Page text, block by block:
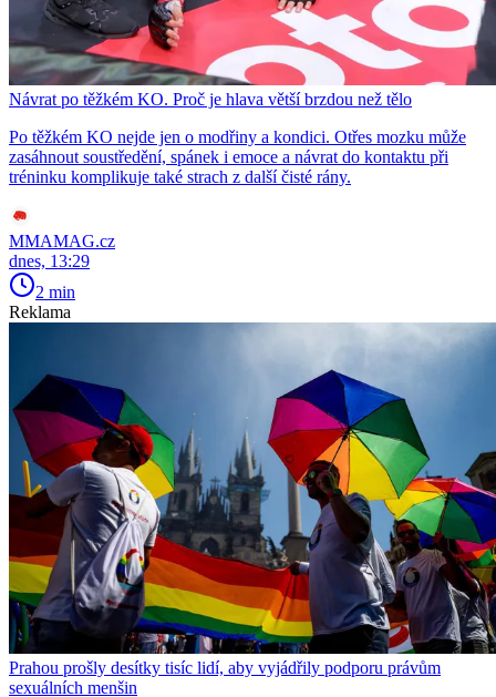
Návrat po těžkém KO. Proč je hlava větší brzdou než tělo
Po těžkém KO nejde jen o modřiny a kondici. Otřes mozku může
zasáhnout soustředění, spánek i emoce a návrat do kontaktu při
tréninku komplikuje také strach z další čisté rány.
MMAMAG.cz
dnes, 13:29
2 min
Reklama
Prahou prošly desítky tisíc lidí, aby vyjádřily podporu právům
sexuálních menšin